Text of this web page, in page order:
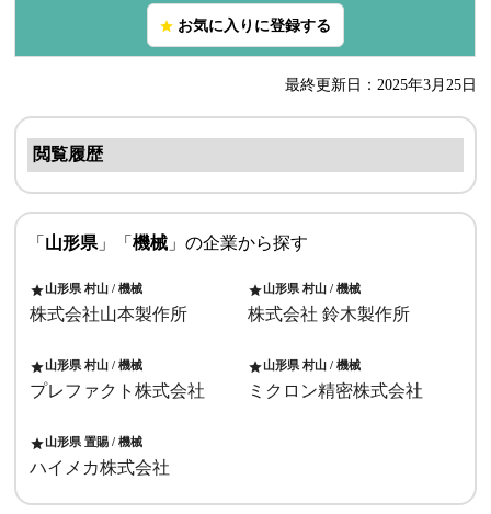
star お気に入りに登録する
最終更新日：2025年3月25日
閲覧履歴
「 山形県」「機械 」の企業から探す
star山形県 村山 / 機械
株式会社山本製作所
star山形県 村山 / 機械
株式会社 鈴木製作所
star山形県 村山 / 機械
プレファクト株式会社
star山形県 村山 / 機械
ミクロン精密株式会社
star山形県 置賜 / 機械
ハイメカ株式会社